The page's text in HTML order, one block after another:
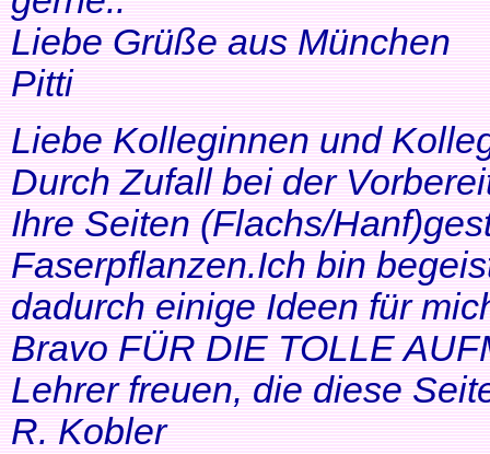
Liebe Grüße aus München
Pitti
Liebe Kolleginnen und
Durch Zufall bei der
Ihre Seiten (Flachs/
Faserpflanzen.Ich bin
dadurch einige Ideen für
Bravo FÜR DIE TOLLE
Lehrer freuen, die diese
R. Kobler